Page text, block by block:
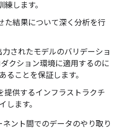
します。
た結果について深く分析を行
力されたモデルのバリデーショ
クション環境に適用するのに
ることを保証します。
提供するインフラストラクチ
します。
ント間でのデータのやり取り